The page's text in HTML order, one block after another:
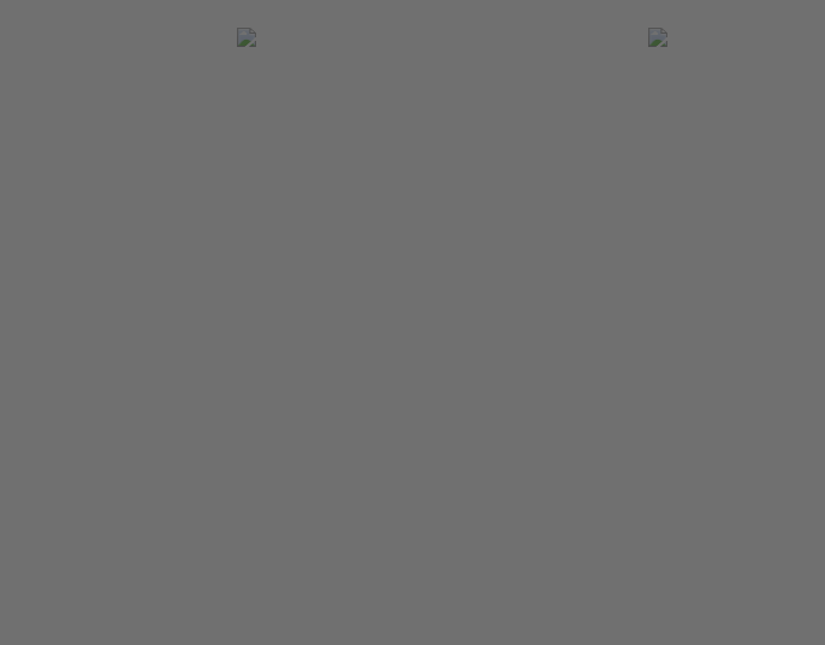
Bildergalerie überspringen